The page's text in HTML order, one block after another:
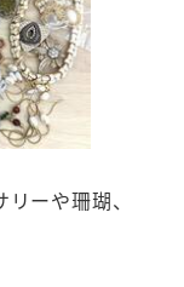
ーや珊瑚、